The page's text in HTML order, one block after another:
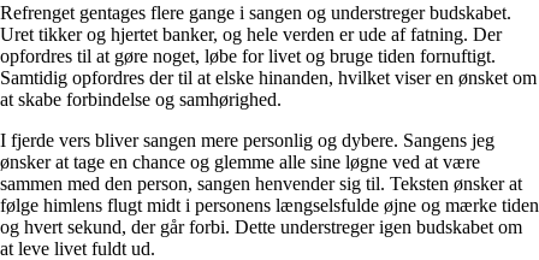
Refrenget gentages flere gange i sangen og understreger budskabet.
Uret tikker og hjertet banker, og hele verden er ude af fatning. Der
opfordres til at gøre noget, løbe for livet og bruge tiden fornuftigt.
Samtidig opfordres der til at elske hinanden, hvilket viser en ønsket om
at skabe forbindelse og samhørighed.
I fjerde vers bliver sangen mere personlig og dybere. Sangens jeg
ønsker at tage en chance og glemme alle sine løgne ved at være
sammen med den person, sangen henvender sig til. Teksten ønsker at
følge himlens flugt midt i personens længselsfulde øjne og mærke tiden
og hvert sekund, der går forbi. Dette understreger igen budskabet om
at leve livet fuldt ud.